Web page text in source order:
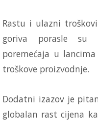
Rastu i ulazni
goriva porasle su
poremećaja u
troškove proizvodnje.
Dodatni izazov je
globalan rast cijena